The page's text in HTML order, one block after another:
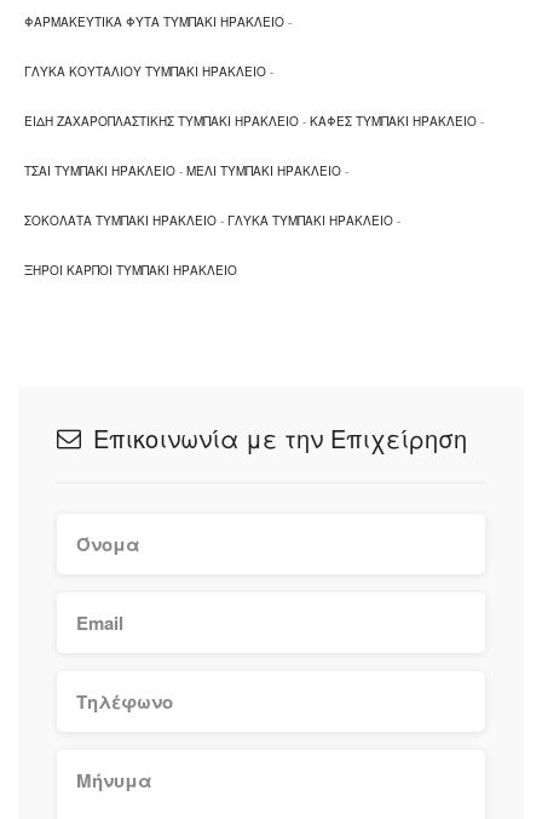
ΦΑΡΜΑΚΕΥΤΙΚΑ ΦΥΤΑ ΤΥΜΠΑΚΙ ΗΡΑΚΛΕΙΟ -
ΓΛΥΚΑ ΚΟΥΤΑΛΙΟΥ ΤΥΜΠΑΚΙ ΗΡΑΚΛΕΙΟ -
ΕΙΔΗ ΖΑΧΑΡΟΠΛΑΣΤΙΚΗΣ ΤΥΜΠΑΚΙ ΗΡΑΚΛΕΙΟ - ΚΑΦΕΣ ΤΥΜΠΑΚΙ ΗΡΑΚΛΕΙΟ -
ΤΣΑΙ ΤΥΜΠΑΚΙ ΗΡΑΚΛΕΙΟ - ΜΕΛΙ ΤΥΜΠΑΚΙ ΗΡΑΚΛΕΙΟ -
ΣΟΚΟΛΑΤΑ ΤΥΜΠΑΚΙ ΗΡΑΚΛΕΙΟ - ΓΛΥΚΑ ΤΥΜΠΑΚΙ ΗΡΑΚΛΕΙΟ -
ΞΗΡΟΙ ΚΑΡΠΟΙ ΤΥΜΠΑΚΙ ΗΡΑΚΛΕΙΟ
Επικοινωνία με την Επιχείρηση